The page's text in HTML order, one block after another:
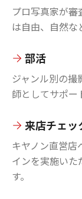
プロ写真家が
は自由、自然な
部活
ジャンル別の
師としてサポー
来店チェッ
キヤノン直営店
インを実施いた
す。